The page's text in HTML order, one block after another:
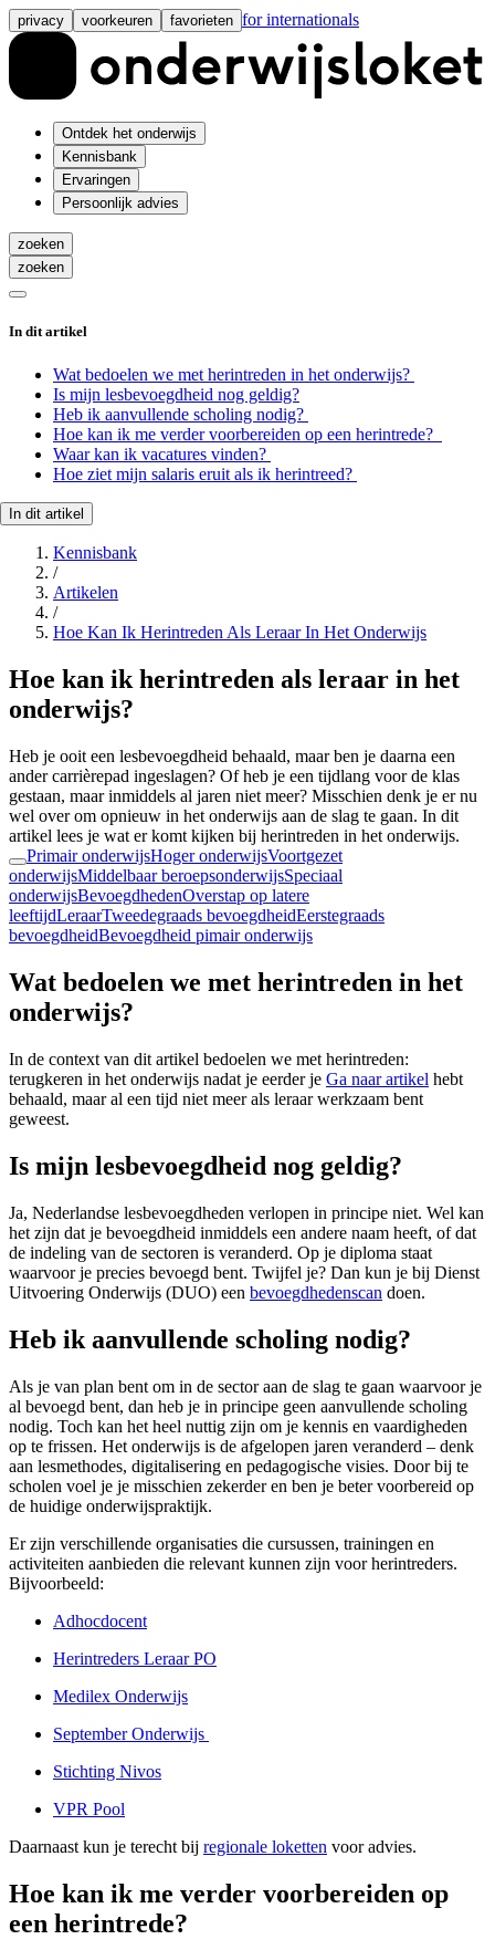
privacy voorkeuren favorieten for internationals
Ontdek het onderwijs
Kennisbank
Ervaringen
Persoonlijk advies
zoeken
zoeken
In dit artikel
Wat bedoelen we met herintreden in het onderwijs?
Is mijn lesbevoegdheid nog geldig?
Heb ik aanvullende scholing nodig?
Hoe kan ik me verder voorbereiden op een herintrede?
Waar kan ik vacatures vinden?
Hoe ziet mijn salaris eruit als ik herintreed?
In dit artikel
Kennisbank
/
Artikelen
/
Hoe Kan Ik Herintreden Als Leraar In Het Onderwijs
Hoe kan ik herintreden als leraar in het
onderwijs?
Heb je ooit een lesbevoegdheid behaald, maar ben je daarna een
ander carrièrepad ingeslagen? Of heb je een tijdlang voor de klas
gestaan, maar inmiddels al jaren niet meer? Misschien denk je er nu
wel over om opnieuw in het onderwijs aan de slag te gaan. In dit
artikel lees je wat er komt kijken bij herintreden in het onderwijs.
Primair onderwijsHoger onderwijsVoortgezet
onderwijsMiddelbaar beroepsonderwijsSpeciaal
onderwijsBevoegdhedenOverstap op latere
leeftijdLeraarTweedegraads bevoegdheidEerstegraads
bevoegdheidBevoegdheid pimair onderwijs
Wat bedoelen we met herintreden in het
onderwijs?
In de context van dit artikel bedoelen we met herintreden:
terugkeren in het onderwijs nadat je eerder je Ga naar artikel hebt
behaald, maar al een tijd niet meer als leraar werkzaam bent
geweest.
Is mijn lesbevoegdheid nog geldig?
Ja, Nederlandse lesbevoegdheden verlopen in principe niet. Wel kan
het zijn dat je bevoegdheid inmiddels een andere naam heeft, of dat
de indeling van de sectoren is veranderd. Op je diploma staat
waarvoor je precies bevoegd bent. Twijfel je? Dan kun je bij Dienst
Uitvoering Onderwijs (DUO) een bevoegdhedenscan doen.
Heb ik aanvullende scholing nodig?
Als je van plan bent om in de sector aan de slag te gaan waarvoor je
al bevoegd bent, dan heb je in principe geen aanvullende scholing
nodig. Toch kan het heel nuttig zijn om je kennis en vaardigheden
op te frissen. Het onderwijs is de afgelopen jaren veranderd – denk
aan lesmethodes, digitalisering en pedagogische visies. Door bij te
scholen voel je je misschien zekerder en ben je beter voorbereid op
de huidige onderwijspraktijk.
Er zijn verschillende organisaties die cursussen, trainingen en
activiteiten aanbieden die relevant kunnen zijn voor herintreders.
Bijvoorbeeld:
Adhocdocent
Herintreders Leraar PO
Medilex Onderwijs
September Onderwijs
Stichting Nivos
VPR Pool
Daarnaast kun je terecht bij regionale loketten voor advies.
Hoe kan ik me verder voorbereiden op
een herintrede?